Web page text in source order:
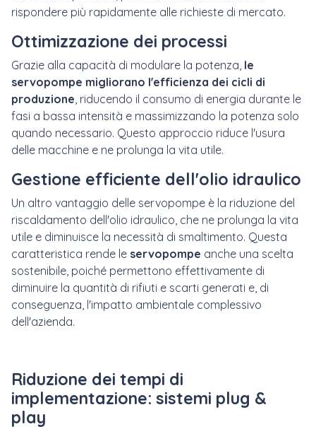
rispondere più rapidamente alle richieste di mercato.
Ottimizzazione dei processi
Grazie alla capacità di modulare la potenza, le
servopompe migliorano l'efficienza dei cicli di
produzione, riducendo il consumo di energia durante le
fasi a bassa intensità e massimizzando la potenza solo
quando necessario. Questo approccio riduce l'usura
delle macchine e ne prolunga la vita utile.
Gestione efficiente dell'olio idraulico
Un altro vantaggio delle servopompe è la riduzione del
riscaldamento dell'olio idraulico, che ne prolunga la vita
utile e diminuisce la necessità di smaltimento. Questa
caratteristica rende le servopompe anche una scelta
sostenibile, poiché permettono effettivamente di
diminuire la quantità di rifiuti e scarti generati e, di
conseguenza, l'impatto ambientale complessivo
dell'azienda.
Riduzione dei tempi di
implementazione: sistemi plug &
play